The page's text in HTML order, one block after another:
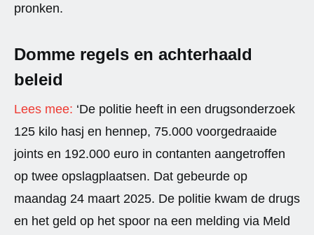
pronken.
Domme regels en achterhaald
beleid
Lees mee: ‘De politie heeft in een drugsonderzoek
125 kilo hasj en hennep, 75.000 voorgedraaide
joints en 192.000 euro in contanten aangetroffen
op twee opslagplaatsen. Dat gebeurde op
maandag 24 maart 2025. De politie kwam de drugs
en het geld op het spoor na een melding via Meld